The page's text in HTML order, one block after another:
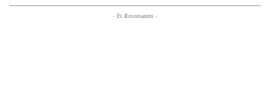
- Et Recomanem -